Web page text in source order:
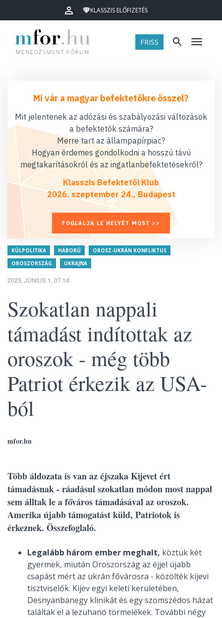
KLASSZIS ELŐFIZETÉS
FRISS Menü
Mi vár a magyar befektetőkre ősszel?
Mit jelentenek az adózási és szabályozási változások
a befektetők számára?
Merre tart az állampapírpiac?
Hogyan érdemes gondolkodni a hosszú távú
megtakarításokról és az ingatlanbefektetésekről?
Klasszis Befektetői Klub
2026. szeptember 24., Budapest
FOGLALJA LE HELYÉT MOST >>
KÜLPOLITIKA HÁBORÚ
OROSZ-UKRÁN KONFLIKTUS
OROSZORSZÁG
UKRAJNA
2023. JÚNIUS 1. 07:14
Szokatlan nappali
támadást indítottak az
oroszok - még több
Patriot érkezik az USA-
ból
mfor.hu
Több áldozata is van az éjszaka Kijevet ért
támadásnak - ráadásul szokatlan módon most nappal
sem álltak le a főváros támadásával az oroszok.
Amerika újabb támogatást küld, Patriotok is
érkeznek. Összefoglaló.
Legalább három ember meghalt, köztük két
gyermek, miután Oroszország az éjjel újabb
csapást mért az ukrán fővárosra - közölték kijevi
tisztviselők. Kijev egyi keleti kerületében,
Desnyanbanegy klinikát és egy szomszédos házat
találtak el a lezuhanó törmelékek. További négy